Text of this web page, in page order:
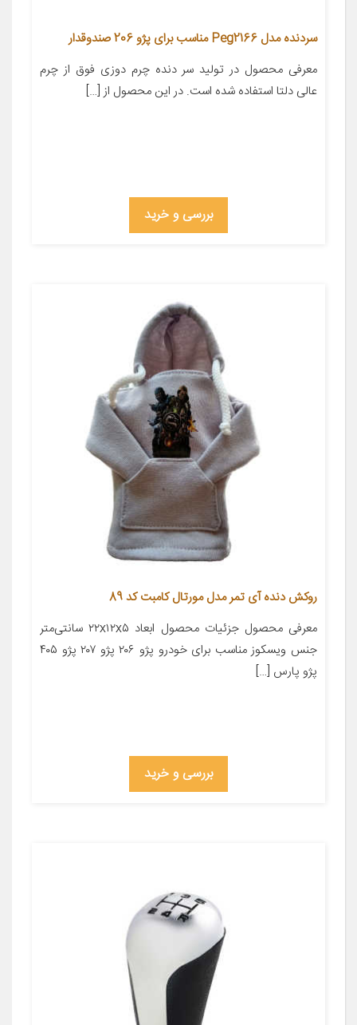
سردنده مدل Peg2166 مناسب برای پژو 206 صندوقدار
معرفی محصول در تولید سر دنده چرم دوزی فوق از چرم
عالی دلتا استفاده شده است. در این محصول از […]
بررسی و خرید
روکش دنده آی تمر مدل مورتال کامبت کد 89
معرفی محصول جزئیات محصول ابعاد ۲۲x۱۲x۵ سانتی‌متر
جنس ویسکوز مناسب برای خودرو پژو ۲۰۶ پژو ۲۰۷ پژو ۴۰۵
پژو پارس […]
بررسی و خرید